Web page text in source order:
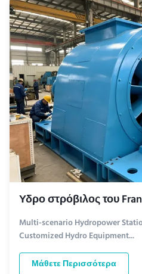
Υδρο στρόβιλος του
Multi-scenario Hydropower
Customized Hydro Equipment...
Μάθετε Περισσότερα